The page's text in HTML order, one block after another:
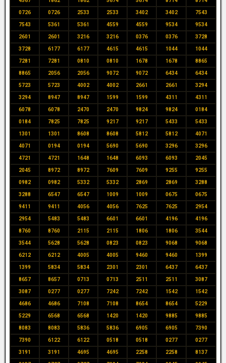
0726 0726 2533 2533 3402 3402 7543
7543 5361 5361 4559 4559 9534 9534
2601 2601 3216 3216 0376 0376 3728
3728 6177 6177 4615 4615 1044 1044
7281 7281 0810 0810 1678 1678 8865
8865 2056 2056 9072 9072 6434 6434
5723 5723 4002 4002 2661 2661 3294
3294 8947 8947 1599 1599 4311 4311
6078 6078 2470 2470 9824 9824 0184
0184 7825 7825 9217 9217 5433 5433
1301 1301 8608 8608 5812 5812 4071
4071 0194 0194 5690 5690 3296 3296
4721 4721 1648 1648 6093 6093 2045
2045 8972 8972 7609 7609 9255 9255
0982 0982 5332 5332 2869 2869 3288
3288 6547 6547 1009 1009 0675 0675
9411 9411 4056 4056 7625 7625 2954
2954 5483 5483 6601 6601 4196 4196
8760 8760 2115 2115 1806 1806 3544
3544 5628 5628 0823 0823 9068 9068
6212 6212 4005 4005 9460 9460 1399
1399 5834 5834 2301 2301 6437 6437
8657 8657 0713 0713 2511 2511 3087
3087 0277 0277 7242 7242 1542 1542
4686 4686 7108 7108 8654 8654 5229
5229 6568 6568 1420 1420 9885 9885
8083 8083 5836 5836 6905 6905 7390
7390 6122 6122 0518 0518 0277 0277
3191 3191 4695 4695 2258 2258 8137